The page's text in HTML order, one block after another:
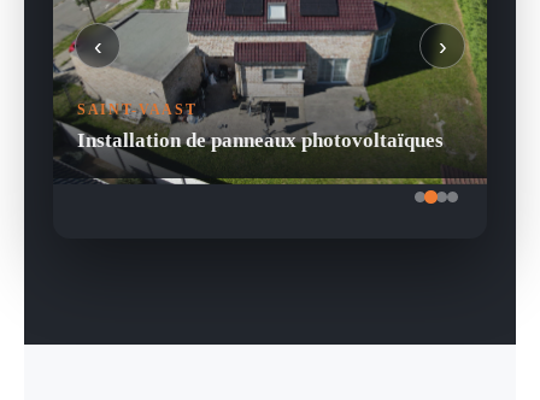
SAINT-VAAST
Installation de panneaux photovoltaïques
‹ ›